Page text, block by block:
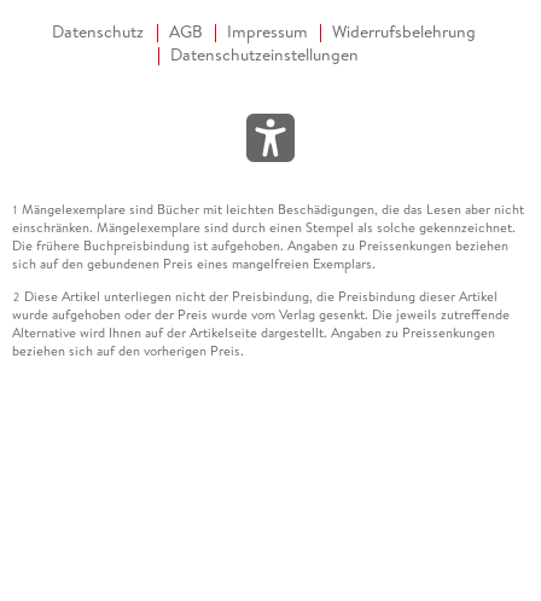
Datenschutz AGB Impressum
Widerrufsbelehrung
Datenschutzeinstellungen
1 Mängelexemplare sind Bücher mit leichten Beschädigungen, die das Lesen aber nicht
einschränken. Mängelexemplare sind durch einen Stempel als solche gekennzeichnet.
Die frühere Buchpreisbindung ist aufgehoben. Angaben zu Preissenkungen beziehen
sich auf den gebundenen Preis eines mangelfreien Exemplars.
2 Diese Artikel unterliegen nicht der Preisbindung, die Preisbindung dieser Artikel
wurde aufgehoben oder der Preis wurde vom Verlag gesenkt. Die jeweils zutreffende
Alternative wird Ihnen auf der Artikelseite dargestellt. Angaben zu Preissenkungen
beziehen sich auf den vorherigen Preis.